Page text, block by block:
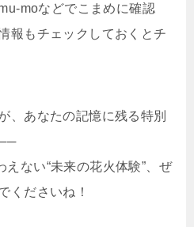
moなどでこまめに確認
報もチェックしておくとチ
、あなたの記憶に残る特別
ない“未来の花火体験”、ぜ
くださいね！